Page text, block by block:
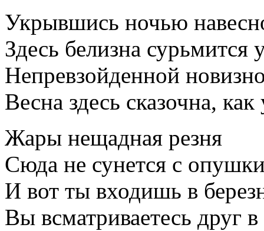
Укрывшись ночью
Здесь белизна сурьмится
Непревзойденной
Весна здесь сказочна, как
Жары нещадная резня
Сюда не сунется с
И вот ты входишь в
Вы всматриваетесь друг